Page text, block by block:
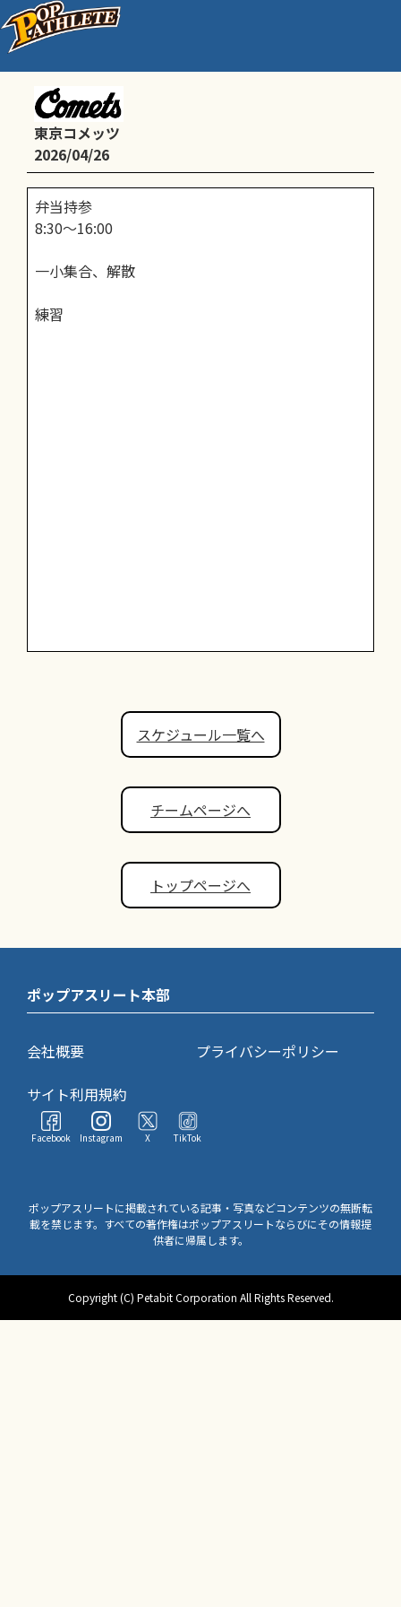
3部（4年生以下）
東京コメッツ
2026/04/26
弁当持参
8:30〜16:00
一小集合、解散
練習
スケジュール一覧へ
チームページへ
トップページへ
ポップアスリート本部
会社概要
プライバシーポリシー
サイト利用規約
Facebook Instagram X TikTok
ポップアスリートに掲載されている記事・写真などコンテンツの無断転
載を禁じます。すべての著作権はポップアスリートならびにその情報提
供者に帰属します。
Copyright (C) Petabit Corporation All Rights Reserved.